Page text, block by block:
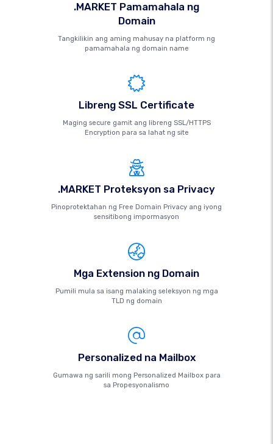
.MARKET Pamamahala ng
Domain
Tangkilikin ang aming mahusay na platform ng
pamamahala ng domain name
Libreng SSL Certificate
Maging secure gamit ang libreng SSL/HTTPS
Encryption para sa lahat ng site
.MARKET Proteksyon sa Privacy
Pinoprotektahan ng Free Domain Privacy ang iyong
sensitibong impormasyon
Mga Extension ng Domain
Pumili mula sa isang malaking seleksyon ng mga
TLD ng domain
Personalized na Mailbox
Gumawa ng sarili mong Personalized Mailbox para
sa Propesyonalismo